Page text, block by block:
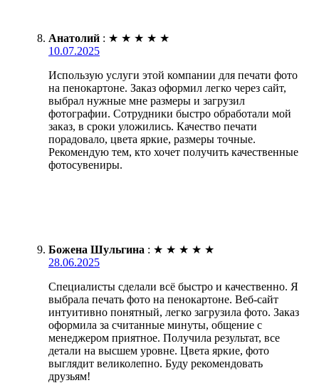
Анатолий : ★ ★ ★ ★ ★
10.07.2025
Использую услуги этой компании для печати фото
на пенокартоне. Заказ оформил легко через сайт,
выбрал нужные мне размеры и загрузил
фотографии. Сотрудники быстро обработали мой
заказ, в сроки уложились. Качество печати
порадовало, цвета яркие, размеры точные.
Рекомендую тем, кто хочет получить качественные
фотосувениры.
Божена Шульгина : ★ ★ ★ ★ ★
28.06.2025
Специалисты сделали всё быстро и качественно. Я
выбрала печать фото на пенокартоне. Веб-сайт
интуитивно понятный, легко загрузила фото. Заказ
оформила за считанные минуты, общение с
менеджером приятное. Получила результат, все
детали на высшем уровне. Цвета яркие, фото
выглядит великолепно. Буду рекомендовать
друзьям!